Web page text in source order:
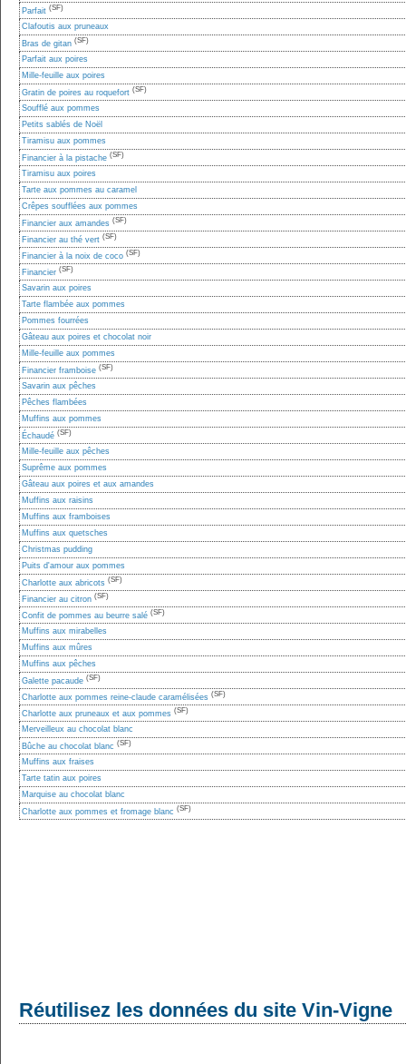
Parfait (SF)
Clafoutis aux pruneaux
Bras de gitan (SF)
Parfait aux poires
Mille-feuille aux poires
Gratin de poires au roquefort (SF)
Soufflé aux pommes
Petits sablés de Noël
Tiramisu aux pommes
Financier à la pistache (SF)
Tiramisu aux poires
Tarte aux pommes au caramel
Crêpes soufflées aux pommes
Financier aux amandes (SF)
Financier au thé vert (SF)
Financier à la noix de coco (SF)
Financier (SF)
Savarin aux poires
Tarte flambée aux pommes
Pommes fourrées
Gâteau aux poires et chocolat noir
Mille-feuille aux pommes
Financier framboise (SF)
Savarin aux pêches
Pêches flambées
Muffins aux pommes
Échaudé (SF)
Mille-feuille aux pêches
Suprême aux pommes
Gâteau aux poires et aux amandes
Muffins aux raisins
Muffins aux framboises
Muffins aux quetsches
Christmas pudding
Puits d'amour aux pommes
Charlotte aux abricots (SF)
Financier au citron (SF)
Confit de pommes au beurre salé (SF)
Muffins aux mirabelles
Muffins aux mûres
Muffins aux pêches
Galette pacaude (SF)
Charlotte aux pommes reine-claude caramélisées (SF)
Charlotte aux pruneaux et aux pommes (SF)
Merveilleux au chocolat blanc
Bûche au chocolat blanc (SF)
Muffins aux fraises
Tarte tatin aux poires
Marquise au chocolat blanc
Charlotte aux pommes et fromage blanc (SF)
Réutilisez les données du site Vin-Vigne